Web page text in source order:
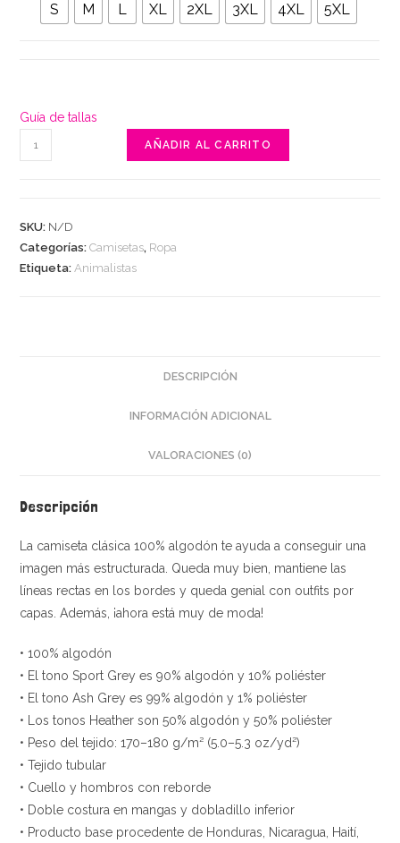
S M L XL 2XL 3XL 4XL 5XL
Guía de tallas
Go
vegan
to
hell
cantidad
AÑADIR AL CARRITO
SKU: N/D
Categorías:Camisetas, Ropa
Etiqueta:Animalistas
DESCRIPCIÓN
INFORMACIÓN ADICIONAL
VALORACIONES (0)
Descripción
La camiseta clásica 100% algodón te ayuda a conseguir una
imagen más estructurada. Queda muy bien, mantiene las
líneas rectas en los bordes y queda genial con outfits por
capas. Además, ¡ahora está muy de moda!
• 100% algodón
• El tono Sport Grey es 90% algodón y 10% poliéster
• El tono Ash Grey es 99% algodón y 1% poliéster
• Los tonos Heather son 50% algodón y 50% poliéster
• Peso del tejido: 170–180 g/m² (5.0–5.3 oz/yd²)
• Tejido tubular
• Cuello y hombros con reborde
• Doble costura en mangas y dobladillo inferior
• Producto base procedente de Honduras, Nicaragua, Haití,